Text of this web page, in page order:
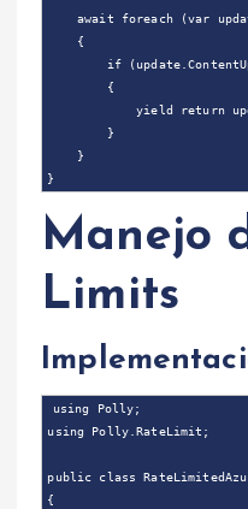
await foreach (var
    {
if
        {
yield return
        }
    }
Manejo
Limits
using Polly;
using Polly.RateLimit;
public class
{